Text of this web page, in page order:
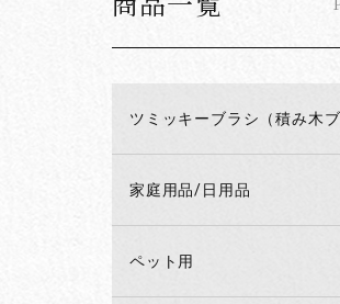
ツミッキーブラシ（積み木ブ
家庭用品/日用品
ペット用